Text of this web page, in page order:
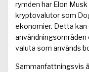
rymden har Elon
kryptovalutor som
ekonomier. Detta kan
valuta som används
Sammanfattningsvis